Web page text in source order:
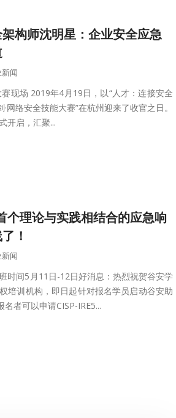
构师沈明星：企业安全应急
闻
现场 2019年4月19日，以“人才：连接安全
网络安全技能大赛”在杭州迎来了收官之日。
开启，汇聚...
个理论与实践相结合的应急响
！
闻
时间5月11日-12日好消息：热烈祝贺谷安学
培训机构，即日起针对报名学员启动谷安助
者可以申请CISP-IRE5...